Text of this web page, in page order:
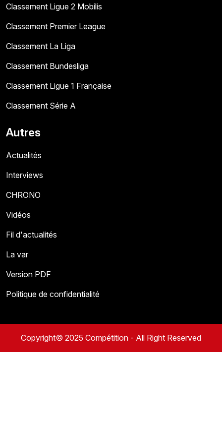
Classement Ligue 2 Mobilis
Classement Premier League
Classement La Liga
Classement Bundesliga
Classement Ligue 1 Française
Classement Série A
Autres
Actualités
Interviews
CHRONO
Vidéos
Fil d'actualités
La var
Version PDF
Politique de confidentialité
Copyright© 2025 Compétition - All Right Reserved